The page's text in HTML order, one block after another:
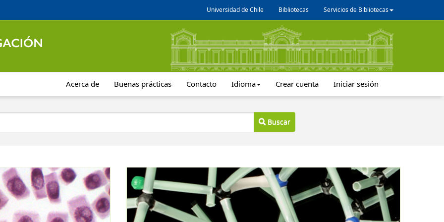
Universidad de Chile Bibliotecas Servicios de Bibliotecas
Acerca de Buenas prácticas Contacto Idioma Crear cuenta Iniciar sesión
Buscar